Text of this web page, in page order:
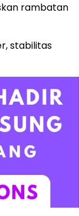
rambatan
stabilitas